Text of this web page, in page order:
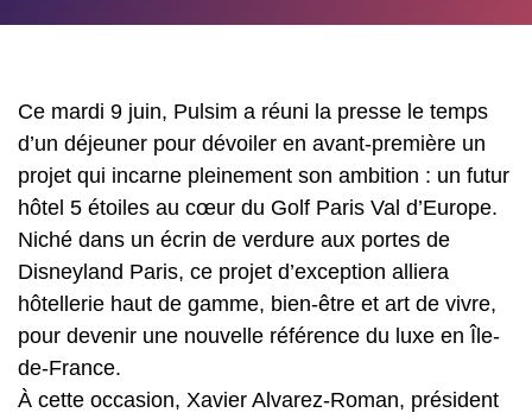
Ce mardi 9 juin, Pulsim a réuni la presse le temps
d’un déjeuner pour dévoiler en avant-première un
projet qui incarne pleinement son ambition : un futur
hôtel 5 étoiles au cœur du Golf Paris Val d’Europe.
Niché dans un écrin de verdure aux portes de
Disneyland Paris, ce projet d’exception alliera
hôtellerie haut de gamme, bien-être et art de vivre,
pour devenir une nouvelle référence du luxe en Île-
de-France.
À cette occasion, Xavier Alvarez-Roman, président